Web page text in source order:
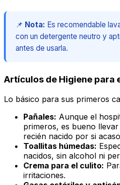
📌 Nota: Es recomendable
con un detergente neutro y
antes de usarla.
Artículos de Higiene para
Lo básico para sus primeros
Pañales: Aunque el
primeros, es bueno
recién nacido por si
Toallitas húmedas:
nacidos, sin alcohol ni
Crema para el culito:
irritaciones.